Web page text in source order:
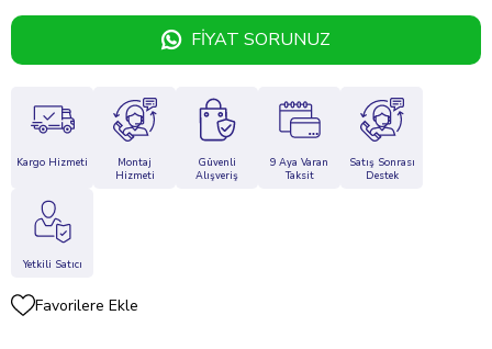
FIYAT SORUNUZ
Kargo Hizmeti
Montaj
Hizmeti
Güvenli
Alışveriş
9 Aya Varan
Taksit
Satış Sonrası
Destek
Yetkili Satıcı
Favorilere Ekle